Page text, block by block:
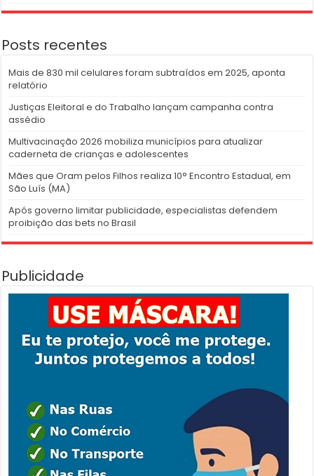
Posts recentes
Mais de 830 mil celulares foram subtraídos em 2025, aponta
relatório
Justiças Eleitoral e do Trabalho lançam campanha contra
assédio
Multivacinação 2026 mobiliza municípios para atualizar
caderneta de crianças e adolescentes
Mães que Oram pelos Filhos realiza 10° Encontro Estadual, em
São Luís (MA)
Após governo limitar publicidade, especialistas defendem
proibição das bets no Brasil
Publicidade